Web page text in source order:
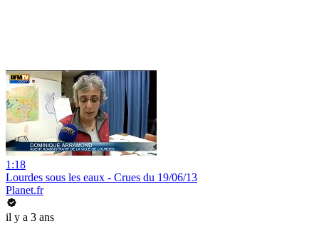
1:18
Lourdes sous les eaux - Crues du 19/06/13
Planet.fr
il y a 3 ans